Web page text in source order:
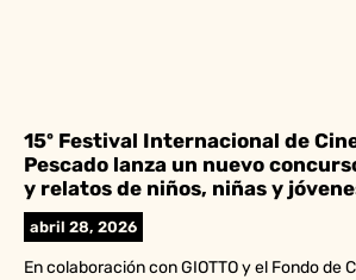
15º Festival Internacional de
Pescado lanza un nuevo
y relatos de niños, niñas y
abril 28, 2026
En colaboración con GIOTTO y el Fondo de